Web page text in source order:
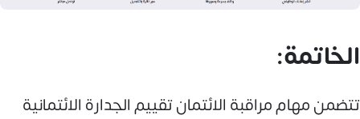
الخاتمة:
تتضمن مهام مراقبة الائتمان تقييم الجدارة الائتمانية